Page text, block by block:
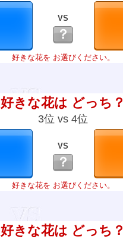
VS
？
好きな花を お選びください。
好きな花は どっち？
3位 vs 4位
VS
？
好きな花を お選びください。
好きな花は どっち？